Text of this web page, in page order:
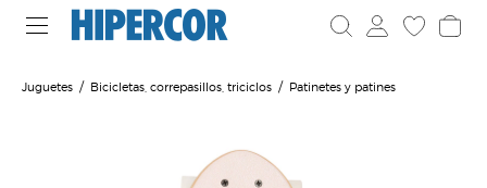
Juguetes Bicicletas, correpasillos, triciclos Patinetes y patines